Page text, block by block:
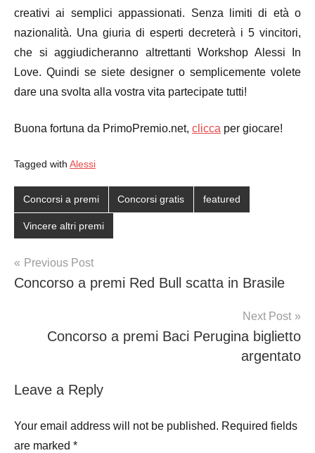
creativi ai semplici appassionati. Senza limiti di età o
nazionalità. Una giuria di esperti decreterà i 5 vincitori,
che si aggiudicheranno altrettanti Workshop Alessi In
Love. Quindi se siete designer o semplicemente volete
dare una svolta alla vostra vita partecipate tutti!
Buona fortuna da PrimoPremio.net, clicca per giocare!
Tagged with Alessi
Concorsi a premi Concorsi gratis featured
Vincere altri premi
Post
navigation
Previous Post
Concorso a premi Red Bull scatta in Brasile
Next Post
Concorso a premi Baci Perugina biglietto
argentato
Leave a Reply
Your email address will not be published. Required fields
are marked *